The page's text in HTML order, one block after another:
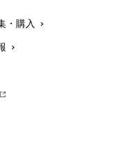
・購入